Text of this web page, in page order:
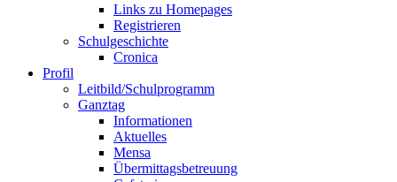
Links zu Homepages
Registrieren
Schulgeschichte
Cronica
Profil
Leitbild/Schulprogramm
Ganztag
Informationen
Aktuelles
Mensa
Übermittagsbetreuung